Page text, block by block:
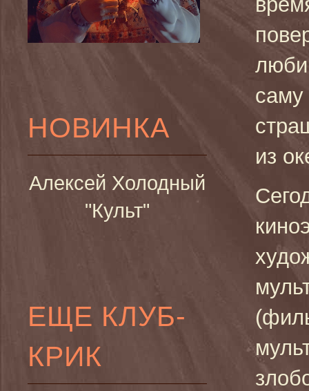
НОВИНКА
Алексей Холодный
"Культ"
ЕЩЕ КЛУБ-
КРИК
саму
из